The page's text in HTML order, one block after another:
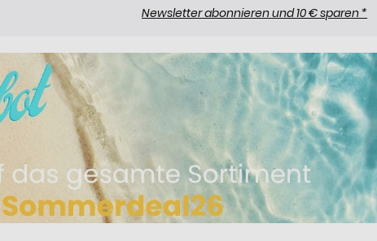
Newsletter abonnieren und 10 € sparen *